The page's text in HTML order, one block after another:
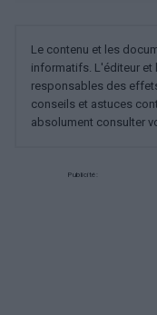
Le contenu et les
informatifs. L'éditeur et
responsables des
conseils et astuces
absolument consulter
Publicité: